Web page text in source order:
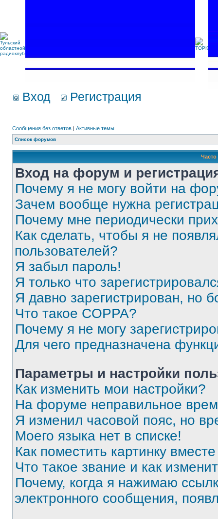
Вход Регистрация
Сообщения без ответов | Активные темы
Список форумов
Вход на форум и
Почему я не могу войти на
Зачем вообще нужна
Почему мне периодически
Как сделать, чтобы я не
пользователей?
Я забыл пароль!
Я только что
Я давно зарегистрирован, но
Что такое COPPA?
Почему я не могу
Для чего предназначена
Параметры и настройки
Как изменить мои настройки?
На форуме неправильное
Я изменил часовой пояс, но
Моего языка нет в списке!
Как поместить картинку
Что такое звание и как
Почему, когда я нажимаю
электронного сообщения,